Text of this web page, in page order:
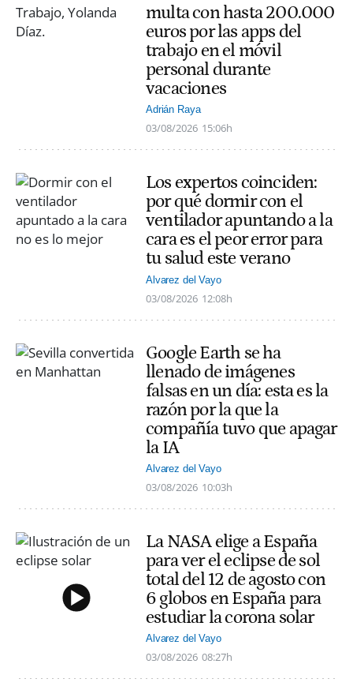
multa con hasta 200.000
euros por las apps del
trabajo en el móvil
personal durante
vacaciones
Adrián Raya
03/08/2026 15:06h
Los expertos coinciden:
por qué dormir con el
ventilador apuntando a la
cara es el peor error para
tu salud este verano
Alvarez del Vayo
03/08/2026 12:08h
Google Earth se ha
llenado de imágenes
falsas en un día: esta es la
razón por la que la
compañía tuvo que apagar
la IA
Alvarez del Vayo
03/08/2026 10:03h
La NASA elige a España
para ver el eclipse de sol
total del 12 de agosto con
6 globos en España para
estudiar la corona solar
Alvarez del Vayo
03/08/2026 08:27h